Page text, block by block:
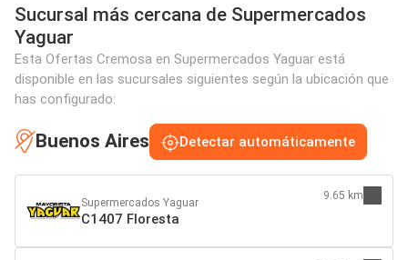
Sucursal más cercana de Supermercados
Yaguar
Esta Ofertas Cremosa en Supermercados Yaguar está
disponible en las sucursales siguientes según la ubicación que
has configurado:
Buenos Aires Detectar automáticamente
Supermercados Yaguar
C1407 Floresta
9.65 km